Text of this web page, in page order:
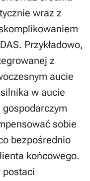
wraz z
Przykładowo,
z
aucie
w aucie
sobie
bezpośrednio
końcowego.
postaci